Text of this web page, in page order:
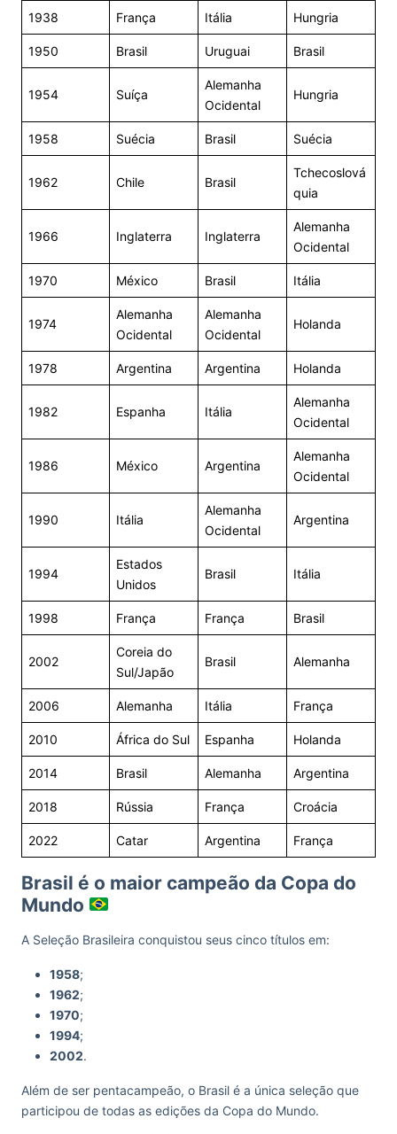
1938 França Itália Hungria
1950 Brasil Uruguai Brasil
1954 Suíça
Alemanha
Ocidental
Hungria
1958 Suécia Brasil Suécia
1962 Chile Brasil
Tchecoslová
quia
1966 Inglaterra Inglaterra
Alemanha
Ocidental
1970 México Brasil Itália
1974
Alemanha
Ocidental
Alemanha
Ocidental
Holanda
1978 Argentina Argentina Holanda
1982 Espanha Itália
Alemanha
Ocidental
1986 México Argentina
Alemanha
Ocidental
1990 Itália
Alemanha
Ocidental
Argentina
1994
Estados
Unidos
Brasil Itália
1998 França França Brasil
2002
Coreia do
Sul/Japão
Brasil Alemanha
2006 Alemanha Itália França
2010 África do Sul Espanha Holanda
2014 Brasil Alemanha Argentina
2018 Rússia França Croácia
2022 Catar Argentina França
Brasil é o maior campeão da Copa do
Mundo
A Seleção Brasileira conquistou seus cinco títulos em:
1958;
1962;
1970;
1994;
2002.
Além de ser pentacampeão, o Brasil é a única seleção que
participou de todas as edições da Copa do Mundo.